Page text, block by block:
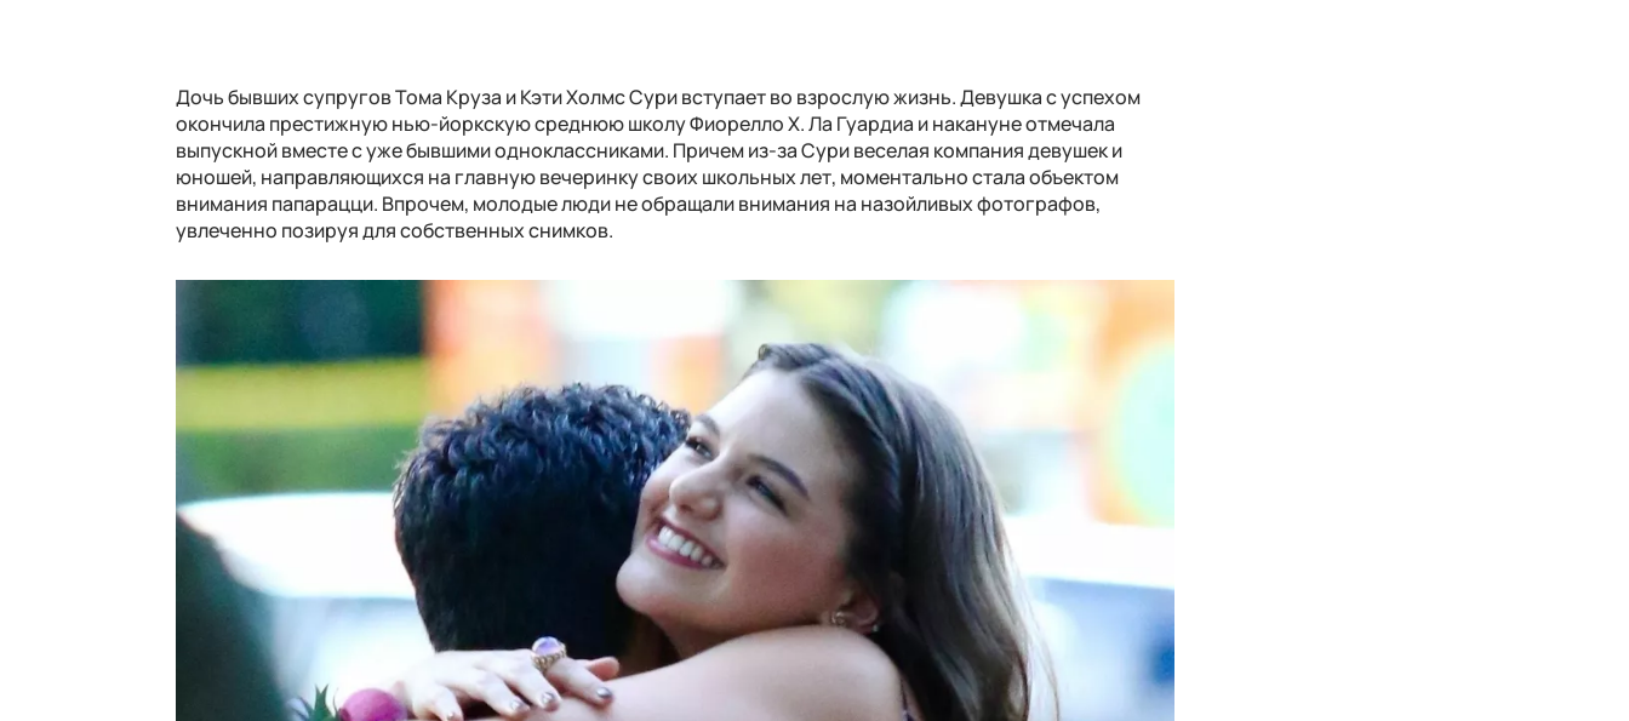
Дочь бывших супругов Тома Круза и Кэти Холмс Сури вступает во взрослую жизнь. Девушка с успехом
окончила престижную нью-йоркскую среднюю школу Фиорелло Х. Ла Гуардиа и накануне отмечала
выпускной вместе с уже бывшими одноклассниками. Причем из-за Сури веселая компания девушек и
юношей, направляющихся на главную вечеринку своих школьных лет, моментально стала объектом
внимания папарацци. Впрочем, молодые люди не обращали внимания на назойливых фотографов,
увлеченно позируя для собственных снимков.